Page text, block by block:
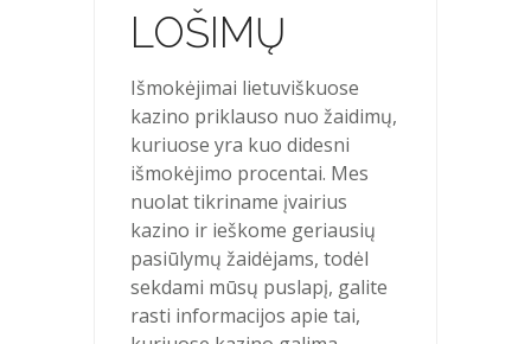
LOŠIMŲ
Išmokėjimai lietuviškuose
kazino priklauso nuo žaidimų,
kuriuose yra kuo didesni
išmokėjimo procentai. Mes
nuolat tikriname įvairius
kazino ir ieškome geriausių
pasiūlymų žaidėjams, todėl
sekdami mūsų puslapį, galite
rasti informacijos apie tai,